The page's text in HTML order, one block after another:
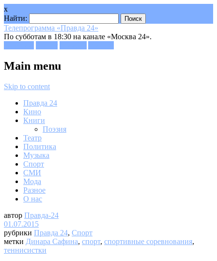
x
Найти:
Телепрограмма «Правда 24»
По субботам в 18:30 на канале «Москва 24».
Main menu
Skip to content
Правда 24
Кино
Книги
Поэзия
Театр
Политика
Музыка
Спорт
СМИ
Мода
Разное
О нас
автор Правда-24
01.07.2015
рубрики Правда 24, Спорт
метки Динара Сафина, спорт, спортивные соревнования,
теннисистки